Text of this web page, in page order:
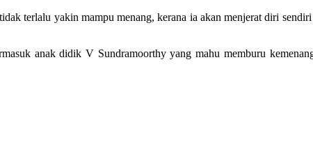
terlalu yakin mampu menang, kerana ia akan menjerat diri
anak didik V Sundramoorthy yang mahu memburu